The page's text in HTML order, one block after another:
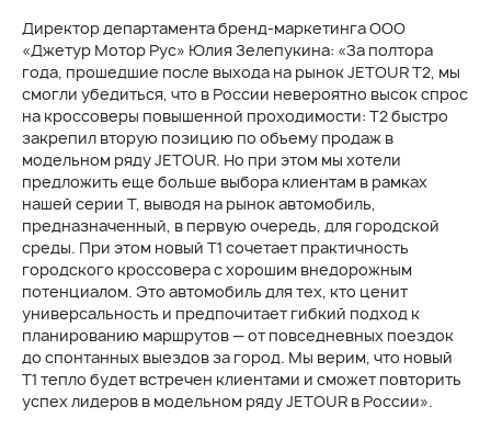
Директор департамента бренд-маркетинга ООО
«Джетур Мотор Рус» Юлия Зелепукина: «За полтора
года, прошедшие после выхода на рынок JETOUR Т2, мы
смогли убедиться, что в России невероятно высок спрос
на кроссоверы повышенной проходимости: Т2 быстро
закрепил вторую позицию по объему продаж в
модельном ряду JETOUR. Но при этом мы хотели
предложить еще больше выбора клиентам в рамках
нашей серии T, выводя на рынок автомобиль,
предназначенный, в первую очередь, для городской
среды. При этом новый T1 сочетает практичность
городского кроссовера с хорошим внедорожным
потенциалом. Это автомобиль для тех, кто ценит
универсальность и предпочитает гибкий подход к
планированию маршрутов — от повседневных поездок
до спонтанных выездов за город. Мы верим, что новый
T1 тепло будет встречен клиентами и сможет повторить
успех лидеров в модельном ряду JETOUR в России».